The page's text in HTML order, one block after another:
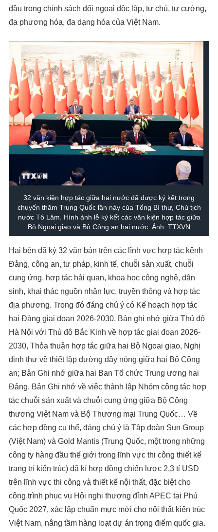
đầu trong chính sách đối ngoại độc lập, tự chủ, tự cường,
đa phương hóa, đa dạng hóa của Việt Nam.
32 văn kiện hợp tác giữa hai nước đã được ký kết trong
chuyến thăm Trung Quốc lần này của Tổng Bí thư, Chủ tịch
nước Tô Lâm. Hình ảnh lễ ký kết các văn kiện hợp tác giữa
Bộ Ngoại giao và Bộ Công an hai nước. Ảnh: TTXVN
Hai bên đã ký 32 văn bản trên các lĩnh vực hợp tác kênh
Đảng, công an, tư pháp, kinh tế, chuỗi sản xuất, chuỗi
cung ứng, hợp tác hải quan, khoa học công nghệ, dân
sinh, khai thác nguồn nhân lực, truyền thông và hợp tác
địa phương. Trong đó đáng chú ý có Kế hoạch hợp tác
hai Đảng giai đoạn 2026-2030, Bản ghi nhớ giữa Thủ đô
Hà Nội với Thủ đô Bắc Kinh về hợp tác giai đoạn 2026-
2030, Thỏa thuận hợp tác giữa hai Bộ Ngoại giao, Nghị
định thư về thiết lập đường dây nóng giữa hai Bộ Công
an; Bản Ghi nhớ giữa hai Ban Tổ chức Trung ương hai
Đảng, Bản Ghi nhớ về việc thành lập Nhóm công tác hợp
tác chuỗi sản xuất và chuỗi cung ứng giữa Bộ Công
thương Việt Nam và Bộ Thương mại Trung Quốc… Về
các hợp đồng cụ thể, đáng chú ý là Tập đoàn Sun Group
(Việt Nam) và Gold Mantis (Trung Quốc, một trong những
công ty hàng đầu thế giới trong lĩnh vực thi công thiết kế
trang trí kiến trúc) đã kí hợp đồng chiến lược 2,3 tỉ USD
trên lĩnh vực thi công và thiết kế nội thất, đặc biệt cho
công trình phục vụ Hội nghị thượng đỉnh APEC tại Phú
Quốc 2027, xác lập chuẩn mực mới cho nội thất kiến trúc
Việt Nam, nâng tầm hàng loạt dự án trọng điểm quốc gia.